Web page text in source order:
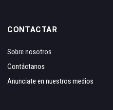
CONTACTAR
Sobre nosotros
Contáctanos
Anunciate en nuestros medios